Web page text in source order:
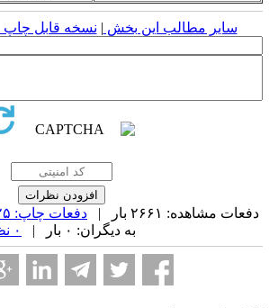
سایر مطالب این بخش | نسخه قابل چاپ|
دفعات مشاهده: ۲۶۶۱ بار | دفعات چاپ: ۳۲۵ بار
به دیگران: ۰ بار |